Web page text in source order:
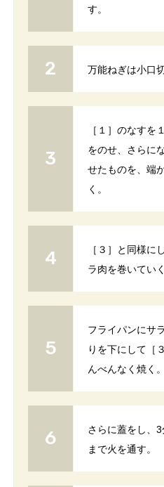
す。
万能ねぎは小口
［１］のなすを
をのせ、さらに
せたものを、端
く。
［３］と同様に
ラ肉を巻いていく
フライパンにサ
りを下にして［
んべんなく焼く。
さらに蓋をし、
まで火を通す。